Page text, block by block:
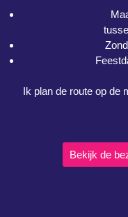
Ik plan de route op de
Bekijk de